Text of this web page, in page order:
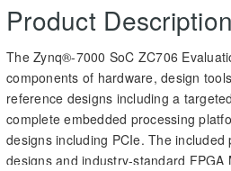
Product Description
The Zynq®-7000 SoC ZC706
components of hardware, design
reference designs including a
complete embedded processing
designs including PCIe. The
designs and industry-standard FPGA